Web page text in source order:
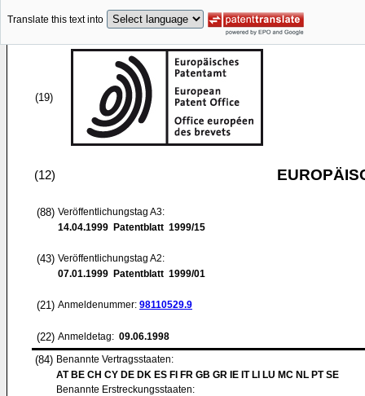
Translate this text into
(19)
(12)
(88) Veröffentlichungstag A3:
14.04.1999 Patentblatt 1999/15
(43) Veröffentlichungstag A2:
07.01.1999 Patentblatt 1999/01
(21) Anmeldenummer: 98110529.9
(22) Anmeldetag: 09.06.1998
(84) Benannte Vertragsstaaten:
AT BE CH CY DE DK ES FI FR GB GR IE IT LI LU MC NL PT SE
Benannte Erstreckungsstaaten: